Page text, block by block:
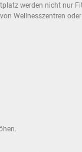
werden nicht nur
Wellnesszentren